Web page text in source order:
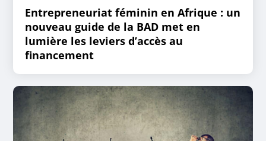
Entrepreneuriat féminin en Afrique : un
nouveau guide de la BAD met en
lumière les leviers d’accès au
financement